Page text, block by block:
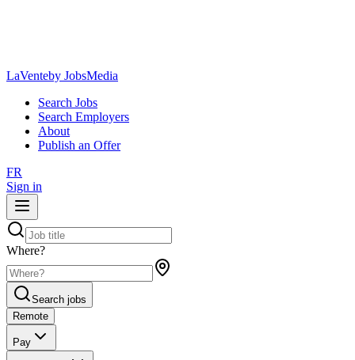
LaVenteby JobsMedia
Search Jobs
Search Employers
About
Publish an Offer
FR
Sign in
Where?
Search jobs
Remote
Pay